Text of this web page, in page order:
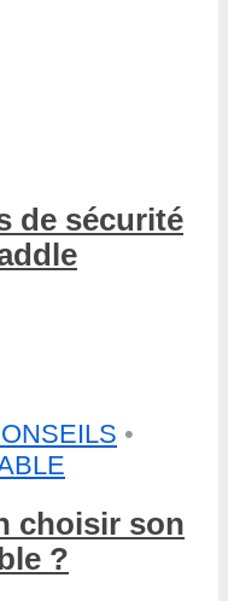
de sécurité
•
choisir son
?